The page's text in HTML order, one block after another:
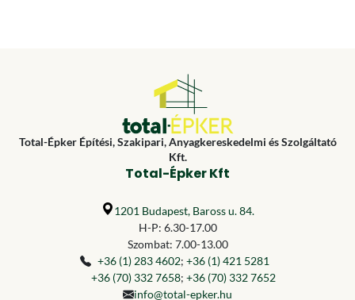
Total-Épker Építési, Szakipari, Anyagkereskedelmi és Szolgáltató
Kft.
Total-Épker Kft
1201 Budapest, Baross u. 84.
H-P: 6.30-17.00
Szombat: 7.00-13.00
+36 (1) 283 4602; +36 (1) 421 5281
+36 (70) 332 7658; +36 (70) 332 7652
info@total-epker.hu